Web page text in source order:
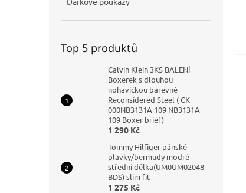
Top 5 produktů
Calvin Klein 3KS BALENÍ
Boxerek s dlouhou
nohavičkou barevné
Reconsidered Steel ( CK
000NB3131A 109 NB3131A
109 Boxer brief)
1 290 Kč
Tommy Hilfiger pánské
plavky/bermudy modré
střední délka(UM0UM02048
BDS) slim fit
1 275 Kč